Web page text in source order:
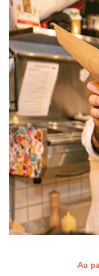
Au